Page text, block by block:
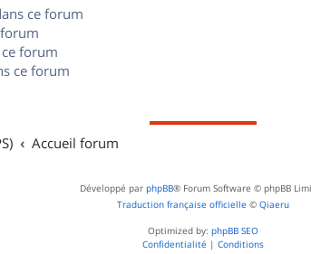
ce forum
forum
ce forum
Accueil forum
Développé par phpBB® Forum Software © phpBB
Traduction française officielle © Qiaeru
Optimized by: phpBB SEO
Confidentialité | Conditions